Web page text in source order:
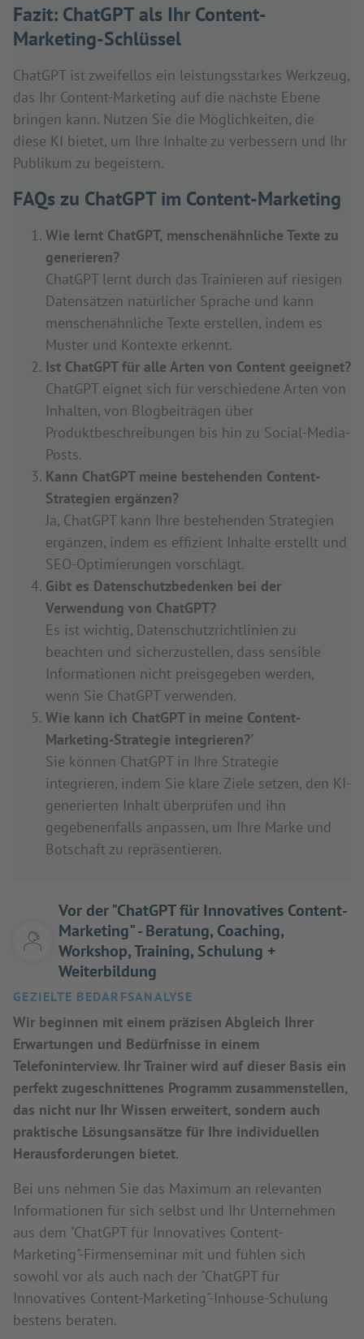
Fazit: ChatGPT als Ihr Content-
Marketing-Schlüssel
ChatGPT ist zweifellos ein leistungsstarkes Werkzeug,
das Ihr Content-Marketing auf die nächste Ebene
bringen kann. Nutzen Sie die Möglichkeiten, die
diese KI bietet, um Ihre Inhalte zu verbessern und Ihr
Publikum zu begeistern.
FAQs zu ChatGPT im Content-Marketing
Wie lernt ChatGPT, menschenähnliche Texte zu
generieren?
ChatGPT lernt durch das Trainieren auf riesigen
Datensätzen natürlicher Sprache und kann
menschenähnliche Texte erstellen, indem es
Muster und Kontexte erkennt.
Ist ChatGPT für alle Arten von Content geeignet?
ChatGPT eignet sich für verschiedene Arten von
Inhalten, von Blogbeiträgen über
Produktbeschreibungen bis hin zu Social-Media-
Posts.
Kann ChatGPT meine bestehenden Content-
Strategien ergänzen?
Ja, ChatGPT kann Ihre bestehenden Strategien
ergänzen, indem es effizient Inhalte erstellt und
SEO-Optimierungen vorschlägt.
Gibt es Datenschutzbedenken bei der
Verwendung von ChatGPT?
Es ist wichtig, Datenschutzrichtlinien zu
beachten und sicherzustellen, dass sensible
Informationen nicht preisgegeben werden,
wenn Sie ChatGPT verwenden.
Wie kann ich ChatGPT in meine Content-
Marketing-Strategie integrieren?'
Sie können ChatGPT in Ihre Strategie
integrieren, indem Sie klare Ziele setzen, den KI-
generierten Inhalt überprüfen und ihn
gegebenenfalls anpassen, um Ihre Marke und
Botschaft zu repräsentieren.
Vor der "ChatGPT für Innovatives Content-
Marketing" - Beratung, Coaching,
Workshop, Training, Schulung +
Weiterbildung
GEZIELTE BEDARFSANALYSE
Wir beginnen mit einem präzisen Abgleich Ihrer
Erwartungen und Bedürfnisse in einem
Telefoninterview. Ihr Trainer wird auf dieser Basis ein
perfekt zugeschnittenes Programm zusammenstellen,
das nicht nur Ihr Wissen erweitert, sondern auch
praktische Lösungsansätze für Ihre individuellen
Herausforderungen bietet.
Bei uns nehmen Sie das Maximum an relevanten
Informationen für sich selbst und Ihr Unternehmen
aus dem "ChatGPT für Innovatives Content-
Marketing"-Firmenseminar mit und fühlen sich
sowohl vor als auch nach der "ChatGPT für
Innovatives Content-Marketing"-Inhouse-Schulung
bestens beraten.